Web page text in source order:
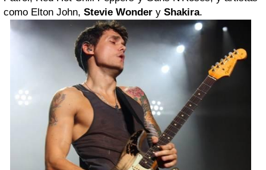
como Elton John, Stevie Wonder y Shakira.